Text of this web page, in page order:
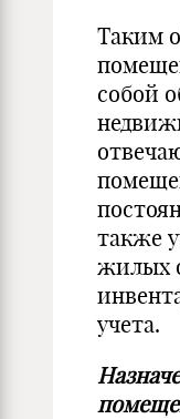
Таким
собой
также
жилых
учета.